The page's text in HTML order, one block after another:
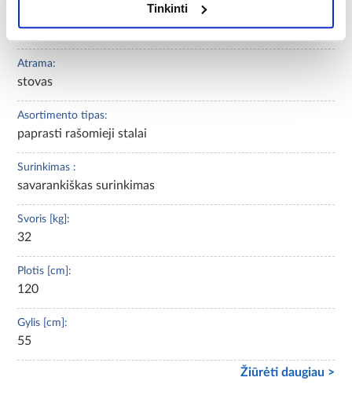
Tinkinti
plokštė laminuota
Atrama:
stovas
Asortimento tipas:
paprasti rašomieji stalai
Surinkimas :
savarankiškas surinkimas
Svoris [kg]:
32
Plotis [cm]:
120
Gylis [cm]:
55
Žiūrėti daugiau >